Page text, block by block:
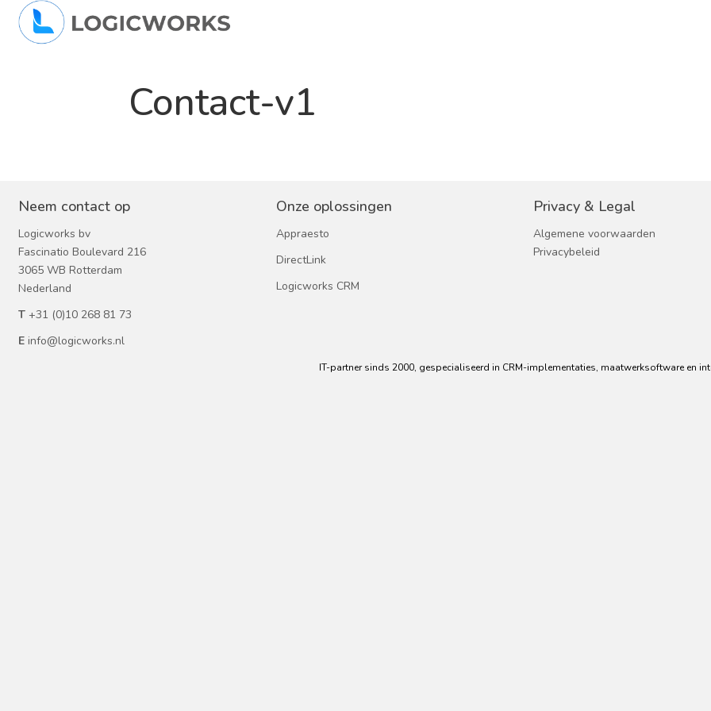
Contact-v1
Neem contact op
Logicworks bv
Fascinatio Boulevard 216
3065 WB Rotterdam
Nederland
T +31 (0)10 268 81 73
E info@logicworks.nl
Onze oplossingen
Appraesto
DirectLink
Logicworks CRM
Privacy & Legal
Algemene voorwaarden
Privacybeleid
IT-partner sinds 2000, gespecialiseerd in CRM-implementaties, maatwerksoftware en